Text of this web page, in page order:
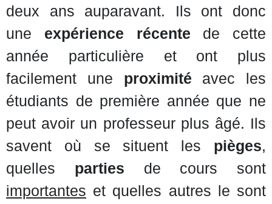
deux ans auparavant. Ils ont donc
une expérience récente de cette
année particulière et ont plus
facilement une proximité avec les
étudiants de première année que ne
peut avoir un professeur plus âgé. Ils
savent où se situent les pièges,
quelles parties de cours sont
importantes et quelles autres le sont